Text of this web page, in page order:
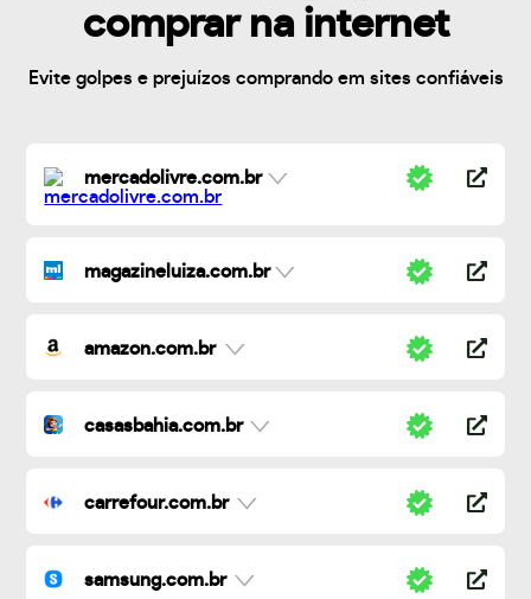
comprar na internet
Evite golpes e prejuízos comprando em sites confiáveis
mercadolivre.com.br
magazineluiza.com.br
amazon.com.br
casasbahia.com.br
carrefour.com.br
samsung.com.br